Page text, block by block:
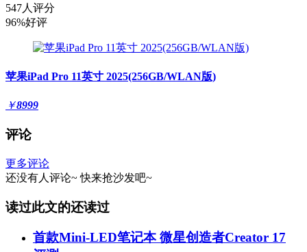
547人评分
96%好评
苹果iPad Pro 11英寸 2025(256GB/WLAN版)
￥8999
评论
更多评论
还没有人评论~ 快来抢沙发吧~
读过此文的还读过
首款Mini-LED笔记本 微星创造者Creator 17